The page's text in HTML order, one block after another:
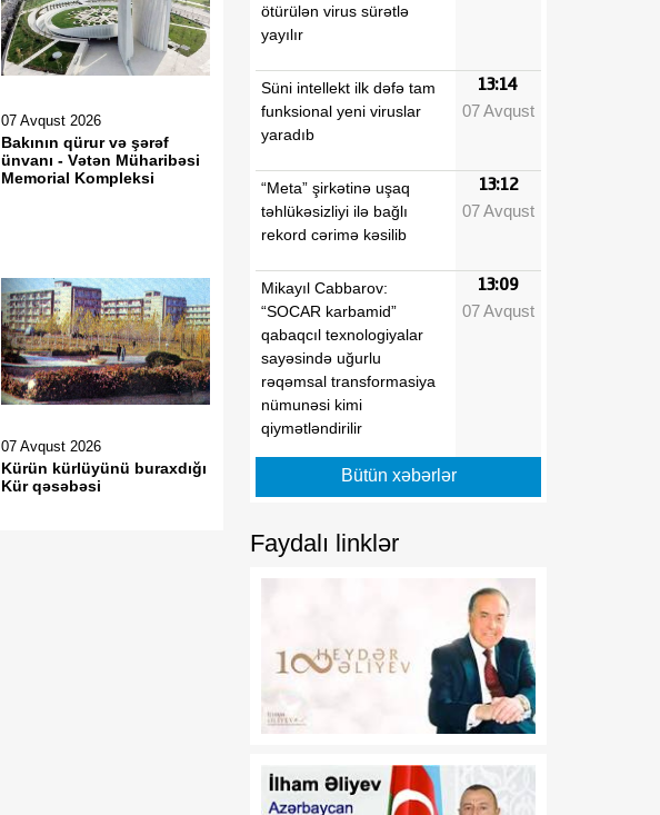
07 Avqust 2026
Bakının qürur və şərəf
ünvanı - Vətən Müharibəsi
Memorial Kompleksi
07 Avqust 2026
Kürün kürlüyünü buraxdığı
Kür qəsəbəsi
ötürülən virus sürətlə
yayılır
Süni intellekt ilk dəfə tam
funksional yeni viruslar
yaradıb
13:14
07 Avqust
“Meta” şirkətinə uşaq
təhlükəsizliyi ilə bağlı
rekord cərimə kəsilib
13:12
07 Avqust
Mikayıl Cabbarov:
“SOCAR karbamid”
qabaqcıl texnologiyalar
sayəsində uğurlu
rəqəmsal transformasiya
nümunəsi kimi
qiymətləndirilir
13:09
07 Avqust
Paytaxtda 7 təhsil
Bədii gimnastika üzrə 31-
12:54
07 Avqust
Perunun ən böyük elektrik
enerjisi istehsalçısı olan
12:53
07 Avqust
Azərbaycan film layihəsi
12:53
Bütün xəbərlər
Faydalı linklər